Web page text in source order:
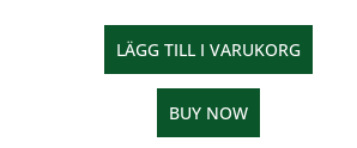
LÄGG TILL I VARUKORG
BUY NOW